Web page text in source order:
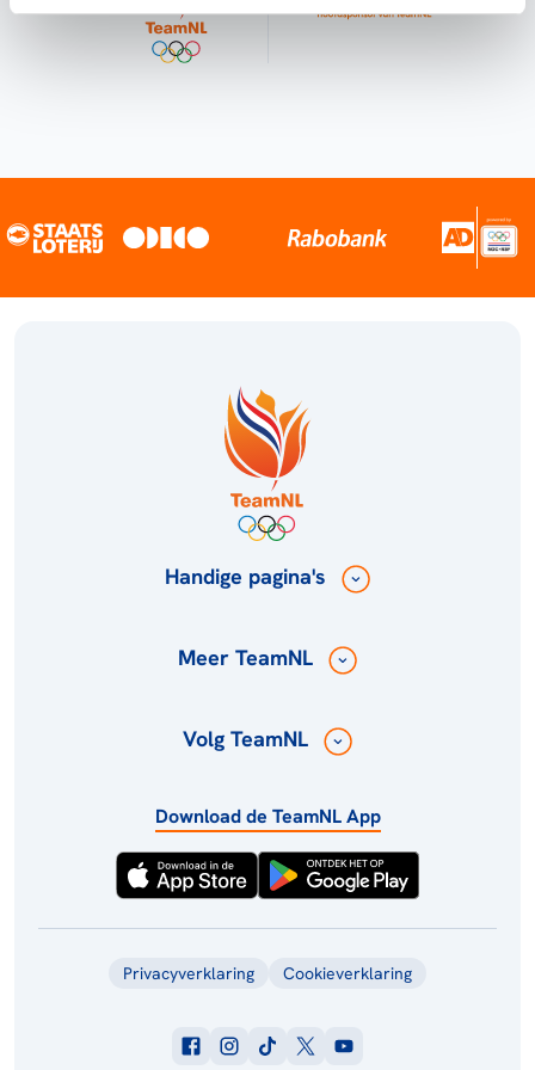
Handige pagina's
Meer TeamNL
Volg TeamNL
Download de TeamNL App
Privacyverklaring Cookieverklaring